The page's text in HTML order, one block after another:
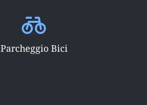
Parcheggio Bici